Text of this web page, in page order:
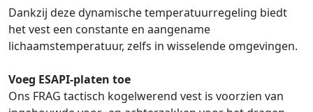
Dankzij deze dynamische temperatuurregeling biedt
het vest een constante en aangename
lichaamstemperatuur, zelfs in wisselende omgevingen.
Voeg ESAPI-platen toe
Ons FRAG tactisch kogelwerend vest is voorzien van